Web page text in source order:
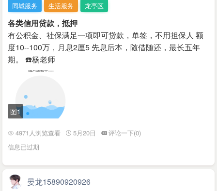
同城服务 生活服务 龙亭区
各类信用贷款，抵押
有公积金、社保满足一项即可贷款，单签，不用担保人 额
度10--100万，月息2厘5 先息后本，随借随还，最长五年
期。 ☎️杨老师 ​
图1
4971人浏览查看 5月20日
评论一下(0)
信息已过期
晏龙15890920926